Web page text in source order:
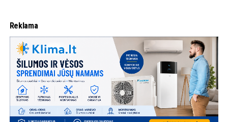
Reklama